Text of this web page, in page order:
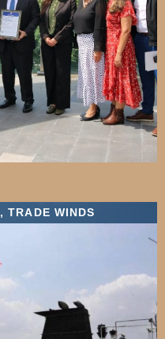
,TRADE WINDS